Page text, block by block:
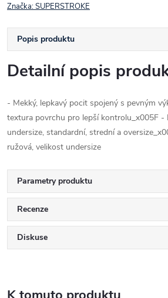
Značka:SUPERSTROKE
Popis produktu
Detailní popis
- Mekký, lepkavý pocit spojený s pevným
textura povrchu pro lepší kontrolu_x005F -
undersize, standardní, strední a
ružová, velikost undersize
Parametry produktu
Recenze
Diskuse